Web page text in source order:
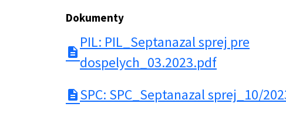
Dokumenty
description
PIL: PIL_Septanazal sprej pre
dospelych_03.2023.pdf
description SPC: SPC_Septanazal sprej_10/